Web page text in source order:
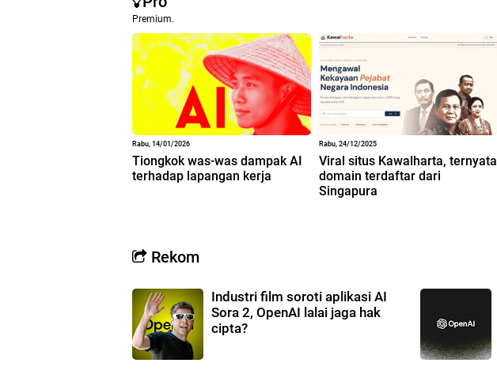
Premium.
Rabu, 14/01/2026
Tiongkok was-was dampak AI
terhadap lapangan kerja
Rabu, 24/12/2025
Viral situs Kawalharta, ternyata
domain terdaftar dari
Singapura
Rekom
Industri film soroti aplikasi AI
Sora 2, OpenAI lalai jaga hak
cipta?